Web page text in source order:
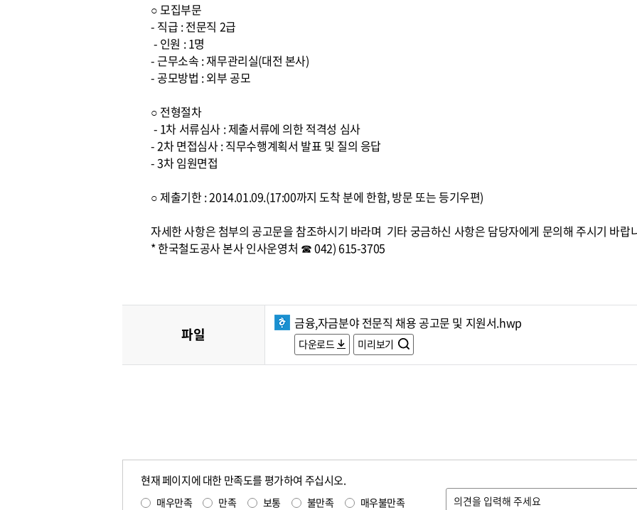
○ 모집부문
- 직급 : 전문직 2급
- 인원 : 1명
- 근무소속 : 재무관리실(대전 본사)
- 공모방법 : 외부 공모
○ 전형절차
- 1차 서류심사 : 제출서류에 의한 적격성 심사
- 2차 면접심사 : 직무수행계획서 발표 및 질의 응답
- 3차 임원면접
○ 제출기한 : 2014.01.09.(17:00까지 도착 분에 한함, 방문 또는 등기우편)
자세한 사항은 첨부의 공고문을 참조하시기 바라며 기타 궁금하신 사항은 담당자에게 문의해 주시기 바랍
* 한국철도공사 본사 인사운영처 ☎ 042) 615-3705
파일
금융,자금분야 전문직 채용 공고문 및 지원서.hwp
다운로드 미리보기
현재 페이지에 대한 만족도를 평가하여 주십시오.
매우만족 만족 보통 불만족 매우불만족